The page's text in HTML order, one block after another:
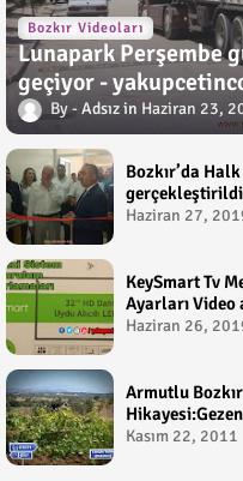
Bozkır Videoları
Lunapark Perşembe
geçiyor -
Adsız Haziran 23,
Bozkır’da
Haziran 27,
KeySmart Tv
Ayarları Video
Çetin
Haziran 26,
Armutlu
Kasım 22, 2011